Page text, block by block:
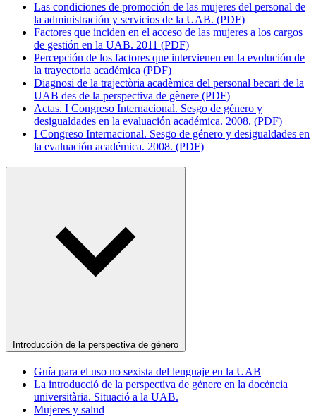
Las condiciones de promoción de las mujeres del personal de
la administración y servicios de la UAB. (PDF)
Factores que inciden en el acceso de las mujeres a los cargos
de gestión en la UAB. 2011 (PDF)
Percepción de los factores que intervienen en la evolución de
la trayectoria académica (PDF)
Diagnosi de la trajectòria acadèmica del personal becari de la
UAB des de la perspectiva de gènere (PDF)
Actas. I Congreso Internacional. Sesgo de género y
desigualdades en la evaluación académica. 2008. (PDF)
I Congreso Internacional. Sesgo de género y desigualdades en
la evaluación académica. 2008. (PDF)
Introducción de la perspectiva de género
Guía para el uso no sexista del lenguaje en la UAB
La introducció de la perspectiva de gènere en la docència
universitària. Situació a la UAB.
Mujeres y salud